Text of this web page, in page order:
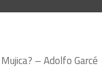
– Adolfo Garcé